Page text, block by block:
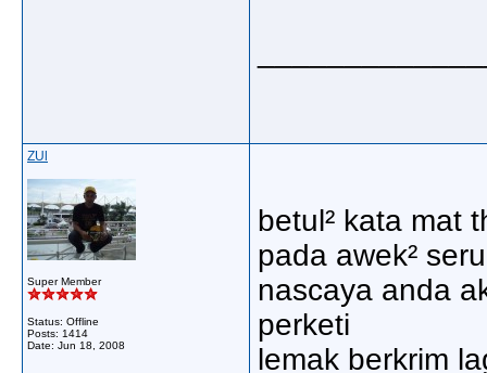
ZUl
Super Member
Status: Offline
Posts: 1414
Date: Jun 18, 2008
betul² kata mat
pada awek²
nascaya anda
perketi
lemak berkrim